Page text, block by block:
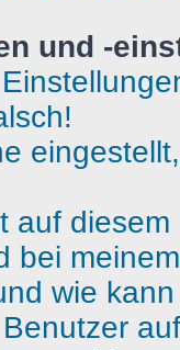
und -
auf
bei
wie